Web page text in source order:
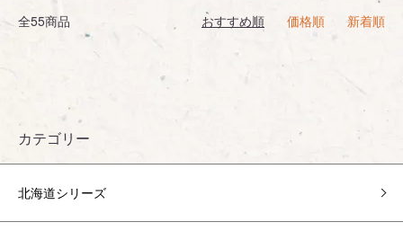
全55商品 おすすめ順 価格順 新着順
カテゴリー
北海道シリーズ